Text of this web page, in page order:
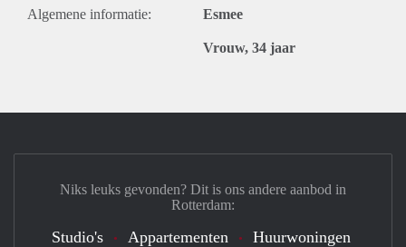
Algemene informatie: Esmee
Vrouw, 34 jaar
Niks leuks gevonden? Dit is ons andere aanbod in
Rotterdam:
Studio's Appartementen Huurwoningen